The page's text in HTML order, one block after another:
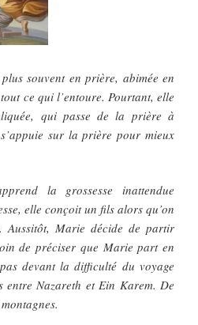
souvent en prière, abimée en
ce qui l’entoure. Pourtant, elle
qui passe de la prière à
sur la prière pour mieux
la grossesse inattendue
elle conçoit un fils alors qu’on
Aussitôt, Marie décide de partir
de préciser que Marie part en
devant la difficulté du voyage
Nazareth et Ein Karem. De